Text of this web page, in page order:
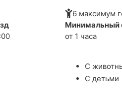
6 максимум
Минимальный
от 1 часа
С
С детьми